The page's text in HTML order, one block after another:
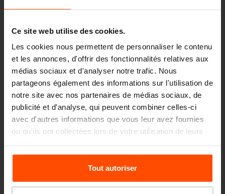
Ce site web utilise des cookies.
Les cookies nous permettent de personnaliser le contenu
et les annonces, d'offrir des fonctionnalités relatives aux
médias sociaux et d'analyser notre trafic. Nous
partageons également des informations sur l'utilisation de
notre site avec nos partenaires de médias sociaux, de
publicité et d'analyse, qui peuvent combiner celles-ci
avec d'autres informations que vous leur avez fournies
ou qu'ils ont collectées lors de votre utilisation de leurs
Pour plus d'informations, veuillez consulter le
sitePrinciples Relating to the Processing Personal
Tout autoriser
Seattle – Popup park